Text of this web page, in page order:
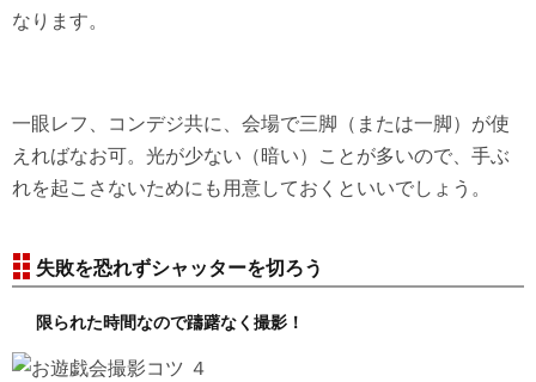
なります。
一眼レフ、コンデジ共に、会場で三脚（または一脚）が使
えればなお可。光が少ない（暗い）ことが多いので、手ぶ
れを起こさないためにも用意しておくといいでしょう。
失敗を恐れずシャッターを切ろう
限られた時間なので躊躇なく撮影！